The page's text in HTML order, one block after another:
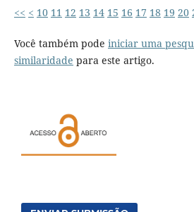
<< < 10 11 12 13 14 15 16 17 18 19 20
Você também pode iniciar uma
similaridade para este artigo.